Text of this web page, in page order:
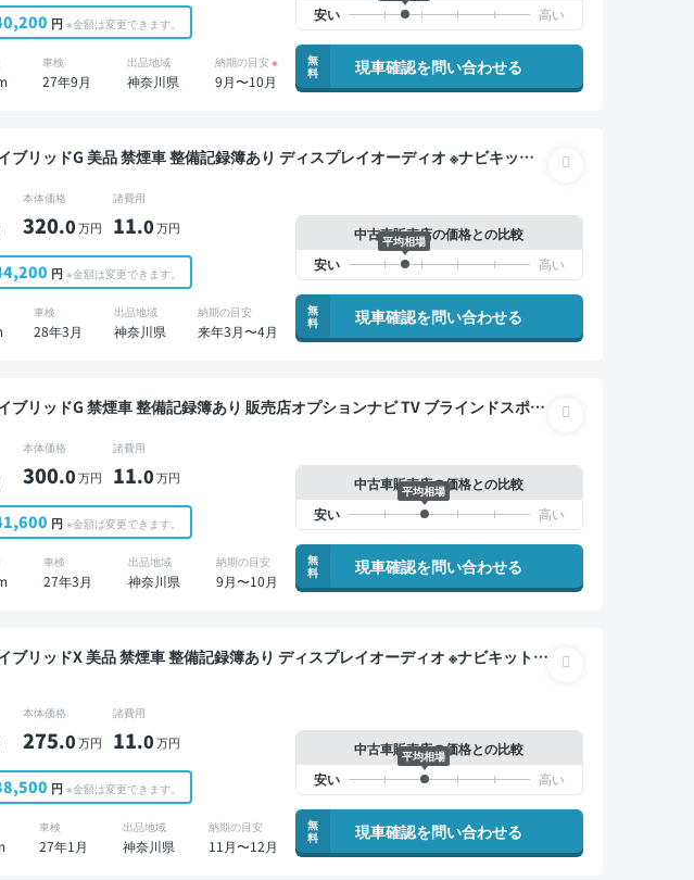
円 ※金額は変更できます。
車検
27年9月
出品地域
神奈川県
納期の目安 ※
9月〜10月
無
料
現車確認を問い合わせる
ディスプレイオーディオ ※ナビキット
エアロ 衝突軽減
本体価格
320.0万円
諸費用
11.0万円
円 ※金額は変更できます。
車検
28年3月
出品地域
神奈川県
納期の目安
来年3月〜4月
中古車販売店の価格との比較
平均相場
無
料
現車確認を問い合わせる
店オプションナビ TV ブラインドスポッ
ドライブレコーダー 衝突軽減
本体価格
300.0万円
諸費用
11.0万円
円 ※金額は変更できます。
車検
27年3月
出品地域
神奈川県
納期の目安
9月〜10月
中古車販売店の価格との比較
平均相場
無
料
現車確認を問い合わせる
ディスプレイオーディオ ※ナビキットあ
ズ スマートキー ETC バックモニター ドライブレコーダー 衝突軽減
本体価格
275.0万円
諸費用
11.0万円
円 ※金額は変更できます。
車検
27年1月
出品地域
神奈川県
納期の目安
11月〜12月
中古車販売店の価格との比較
平均相場
無
料
現車確認を問い合わせる